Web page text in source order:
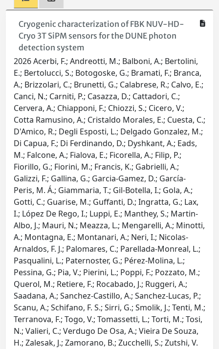
Cryogenic characterization of FBK NUV-HD-
Cryo 3T SiPM sensors for the DUNE photon
detection system
2026 Acerbi, F.; Andreotti, M.; Balboni, A.; Bertolini,
E.; Bertolucci, S.; Botogoske, G.; Bramati, F.; Branca,
A.; Brizzolari, C.; Brunetti, G.; Calabrese, R.; Calvo, E.;
Canci, N.; Carniti, P.; Casazza, D.; Cattadori, C.;
Cervera, A.; Chiapponi, F.; Chiozzi, S.; Cicero, V.;
Cotta Ramusino, A.; Cristaldo Morales, E.; Cuesta, C.;
D'Amico, R.; Degli Esposti, L.; Delgado Gonzalez, M.;
Di Capua, F.; Di Ferdinando, D.; Dyshkant, A.; Eads,
M.; Falcone, A.; Fialova, E.; Ficorella, A.; Filip, P.;
Fiorillo, G.; Fiorini, M.; Francis, K.; Gabrielli, A.;
Galizzi, F.; Gallina, G.; Garcia-Gamez, D.; García-
Peris, M. Á.; Giammaria, T.; Gil-Botella, I.; Gola, A.;
Gotti, C.; Guarise, M.; Guffanti, D.; Ingratta, G.; Lax,
I.; López De Rego, I.; Luppi, E.; Manthey, S.; Martin-
Albo, J.; Mauri, N.; Meazza, L.; Mengarelli, A.; Minotti,
A.; Montagna, E.; Montanari, A.; Neri, I.; Nicolas-
Arnaldos, F. J.; Palomares, C.; Parellada-Monreal, L.;
Pasqualini, L.; Paternoster, G.; Pérez-Molina, L.;
Pessina, G.; Pia, V.; Pierini, L.; Poppi, F.; Pozzato, M.;
Querol, M.; Retiere, F.; Rocabado, J.; Ruggeri, A.;
Saadana, A.; Sanchez-Castillo, A.; Sanchez-Lucas, P.;
Scanu, A.; Schifano, F. S.; Sirri, G.; Smolik, J.; Tenti, M.;
Terranova, F.; Togo, V.; Tomassetti, L.; Torti, M.; Tosi,
N.; Valieri, C.; Verdugo De Osa, A.; Vieira De Souza,
H.; Zalesak, J.; Zamorano, B.; Zucchelli, S.; Zutshi, V.